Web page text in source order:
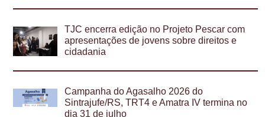
TJC encerra edição no Projeto Pescar com
apresentações de jovens sobre direitos e
cidadania
Campanha do Agasalho 2026 do
Sintrajufe/RS, TRT4 e Amatra IV termina no
dia 31 de julho